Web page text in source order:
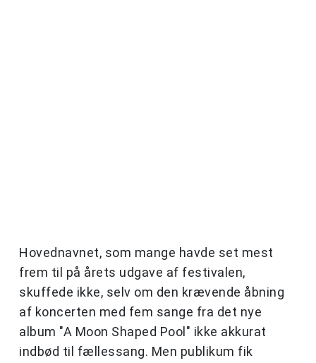
Hovednavnet, som mange havde set mest
frem til på årets udgave af festivalen,
skuffede ikke, selv om den krævende åbning
af koncerten med fem sange fra det nye
album "A Moon Shaped Pool" ikke akkurat
indbød til fællessang. Men publikum fik